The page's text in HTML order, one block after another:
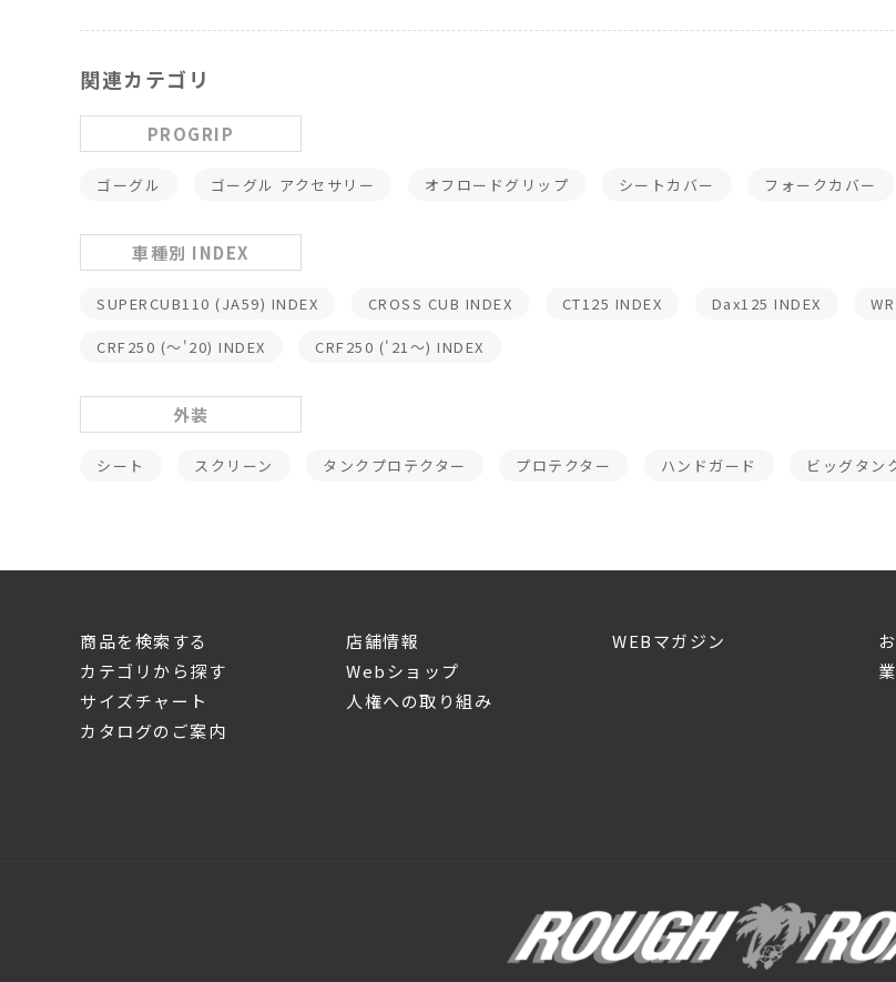
関連カテゴリ
PROGRIP
ゴーグル ゴーグル アクセサリー オフロードグリップ シートカバー フォークカバー
車種別 INDEX
SUPERCUB110 (JA59) INDEX CROSS CUB INDEX CT125 INDEX Dax125 INDEX
CRF250 (～'20) INDEX CRF250 ('21～) INDEX
外装
シート スクリーン タンクプロテクター プロテクター ハンドガード ビッグタン
商品を検索する
カテゴリから探す
サイズチャート
カタログのご案内
店舗情報
Webショップ
人権への取り組み
WEBマガジン